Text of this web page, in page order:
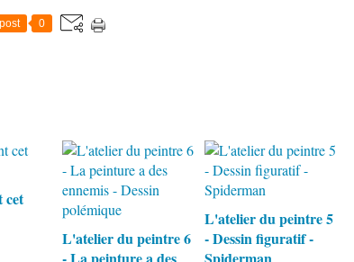
0
cet
L'atelier du peintre 6
L'atelier du peintre 5
- Dessin figuratif -